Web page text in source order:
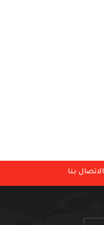
الاتصال بنا